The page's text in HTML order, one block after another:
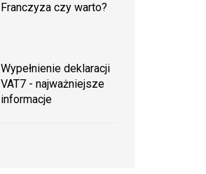
Franczyza czy warto?
Wypełnienie deklaracji
VAT7 - najważniejsze
informacje